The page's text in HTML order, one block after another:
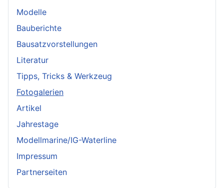
Modelle
Bauberichte
Bausatzvorstellungen
Literatur
Tipps, Tricks & Werkzeug
Fotogalerien
Artikel
Jahrestage
Modellmarine/IG-Waterline
Impressum
Partnerseiten